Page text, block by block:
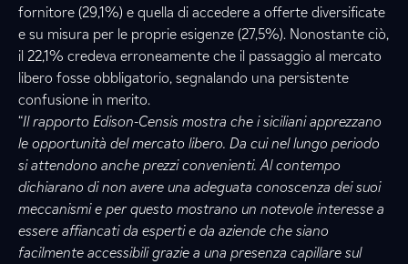
fornitore (29,1%) e quella di accedere a offerte diversificate
e su misura per le proprie esigenze (27,5%). Nonostante ciò,
il 22,1% credeva erroneamente che il passaggio al mercato
libero fosse obbligatorio, segnalando una persistente
confusione in merito.
“Il rapporto Edison-Censis mostra che i siciliani apprezzano
le opportunità del mercato libero. Da cui nel lungo periodo
si attendono anche prezzi convenienti. Al contempo
dichiarano di non avere una adeguata conoscenza dei suoi
meccanismi e per questo mostrano un notevole interesse a
essere affiancati da esperti e da aziende che siano
facilmente accessibili grazie a una presenza capillare sul